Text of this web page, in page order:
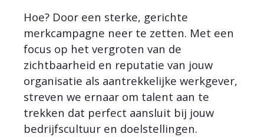
Hoe? Door een sterke, gerichte
merkcampagne neer te zetten. Met een
focus op het vergroten van de
zichtbaarheid en reputatie van jouw
organisatie als aantrekkelijke werkgever,
streven we ernaar om talent aan te
trekken dat perfect aansluit bij jouw
bedrijfscultuur en doelstellingen.